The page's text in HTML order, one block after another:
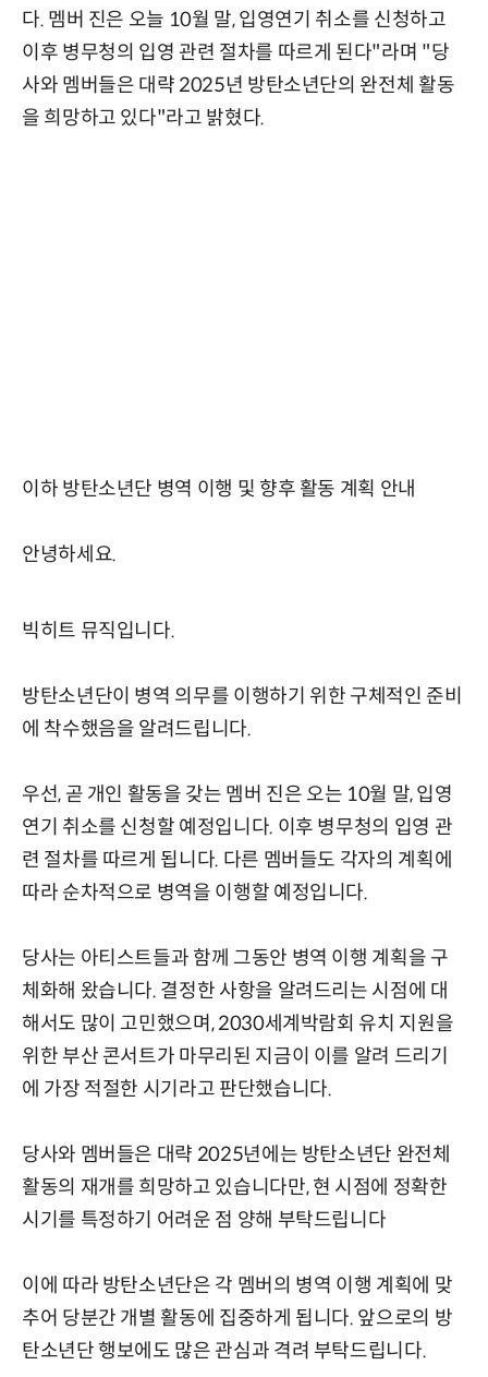
다. 멤버 진은 오늘 10월 말, 입영연기 취소를 신청하고
이후 병무청의 입영 관련 절차를 따르게 된다"라며 "당
사와 멤버들은 대략 2025년 방탄소년단의 완전체 활동
을 희망하고 있다"라고 밝혔다.
이하 방탄소년단 병역 이행 및 향후 활동 계획 안내
안녕하세요.
빅히트 뮤직입니다.
방탄소년단이 병역 의무를 이행하기 위한 구체적인 준비
에 착수했음을 알려드립니다.
우선, 곧 개인 활동을 갖는 멤버 진은 오는 10월 말, 입영
연기 취소를 신청할 예정입니다. 이후 병무청의 입영 관
련 절차를 따르게 됩니다. 다른 멤버들도 각자의 계획에
따라 순차적으로 병역을 이행할 예정입니다.
당사는 아티스트들과 함께 그동안 병역 이행 계획을 구
체화해 왔습니다. 결정한 사항을 알려드리는 시점에 대
해서도 많이 고민했으며, 2030세계박람회 유치 지원을
위한 부산 콘서트가 마무리된 지금이 이를 알려 드리기
에 가장 적절한 시기라고 판단했습니다.
당사와 멤버들은 대략 2025년에는 방탄소년단 완전체
활동의 재개를 희망하고 있습니다만, 현 시점에 정확한
시기를 특정하기 어려운 점 양해 부탁드립니다
이에 따라 방탄소년단은 각 멤버의 병역 이행 계획에 맞
추어 당분간 개별 활동에 집중하게 됩니다. 앞으로의 방
탄소년단 행보에도 많은 관심과 격려 부탁드립니다.